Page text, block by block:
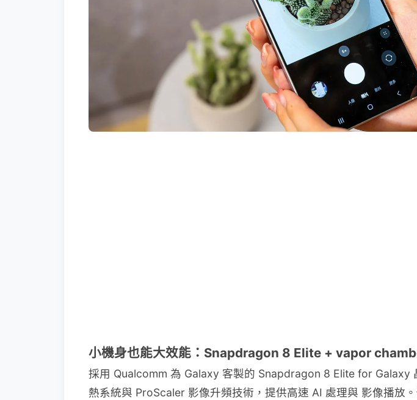
小機身也能大效能：Snapdragon 8 Elite + vapor
採用 Qualcomm 為 Galaxy 客製的 Snapdragon 8 Elite for Galaxy
熱系統與 ProScaler 影像升頻技術，提供高速 AI 處理與 影像播放。